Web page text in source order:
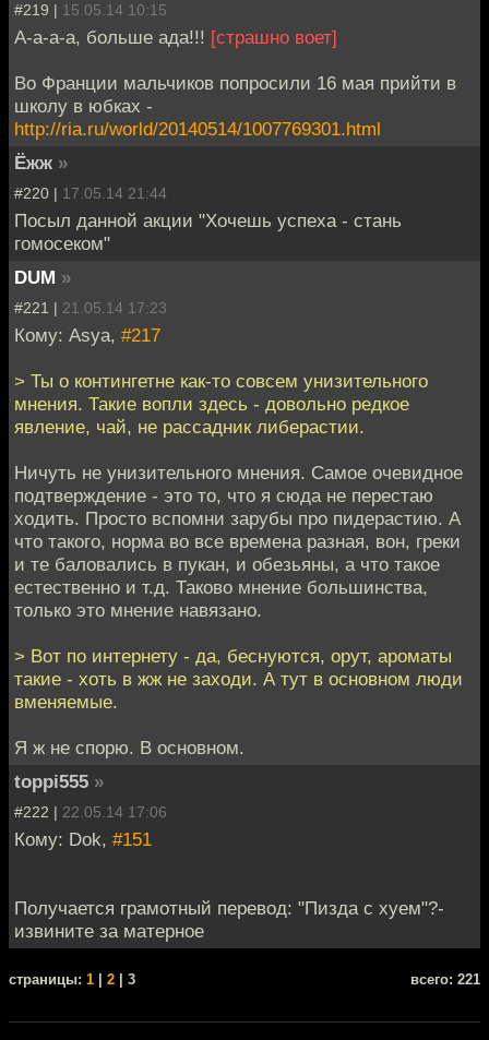
#219 | 15.05.14 10:15
А-а-а-а, больше ада!!! [страшно воет]
Во Франции мальчиков попросили 16 мая прийти в
школу в юбках -
http://ria.ru/world/20140514/1007769301.html
Ёжж »
#220 | 17.05.14 21:44
Посыл данной акции "Хочешь успеха - стань
гомосеком"
DUM »
#221 | 21.05.14 17:23
Кому: Asya, #217
> Ты о контингетне как-то совсем унизительного
мнения. Такие вопли здесь - довольно редкое
явление, чай, не рассадник либерастии.
Ничуть не унизительного мнения. Самое очевидное
подтверждение - это то, что я сюда не перестаю
ходить. Просто вспомни зарубы про пидерастию. А
что такого, норма во все времена разная, вон, греки
и те баловались в пукан, и обезьяны, а что такое
естественно и т.д. Таково мнение большинства,
только это мнение навязано.
> Вот по интернету - да, беснуются, орут, ароматы
такие - хоть в жж не заходи. А тут в основном люди
вменяемые.
Я ж не спорю. В основном.
toppi555 »
#222 | 22.05.14 17:06
Кому: Dok, #151
Получается грамотный перевод: "Пизда с хуем"?-
извините за матерное
cтраницы: 1 2 | 3 всего: 221